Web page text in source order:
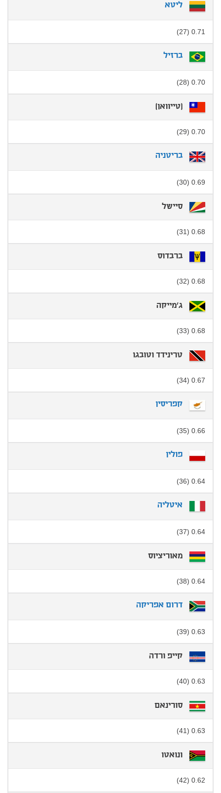
ליטא
0.71 (27)
ברזיל
0.70 (28)
[טייוואן]
0.70 (29)
בריטניה
0.69 (30)
סיישל
0.68 (31)
ברבדוס
0.68 (32)
ג'מייקה
0.68 (33)
טרינידד וטובגו
0.67 (34)
קפריסין
0.66 (35)
פולין
0.64 (36)
איטליה
0.64 (37)
מאוריציוס
0.64 (38)
דרום אפריקה
0.63 (39)
קייפ ורדה
0.63 (40)
סורינאם
0.63 (41)
ונואטו
0.62 (42)